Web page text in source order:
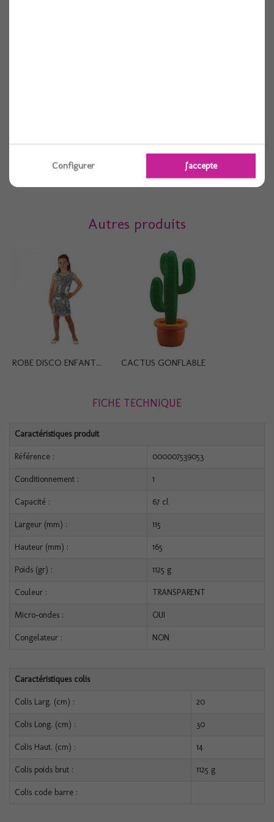
Autres produits
ROBE DISCO ENFANT... CACTUS GONFLABLE
FICHE TECHNIQUE
Caractéristiques produit
Référence : 000007539053
Conditionnement : 1
Capacité : 67 cl
Largeur (mm) : 115
Hauteur (mm) : 165
Poids (gr) : 1125 g
Couleur : TRANSPARENT
Micro-ondes : OUI
Congelateur : NON
Caractéristiques colis
Colis Larg. (cm) : 20
Colis Long. (cm) : 30
Colis Haut. (cm) : 14
Colis poids brut : 1125 g
Colis code barre :
Configurer J'accepte